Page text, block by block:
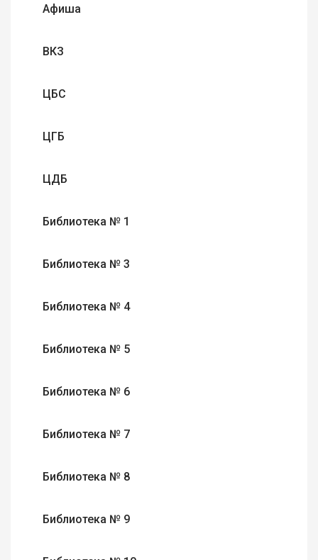
Афиша
ВКЗ
ЦБС
ЦГБ
ЦДБ
Библиотека № 1
Библиотека № 3
Библиотека № 4
Библиотека № 5
Библиотека № 6
Библиотека № 7
Библиотека № 8
Библиотека № 9